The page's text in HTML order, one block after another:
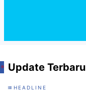
Update Terbaru
HEADLINE